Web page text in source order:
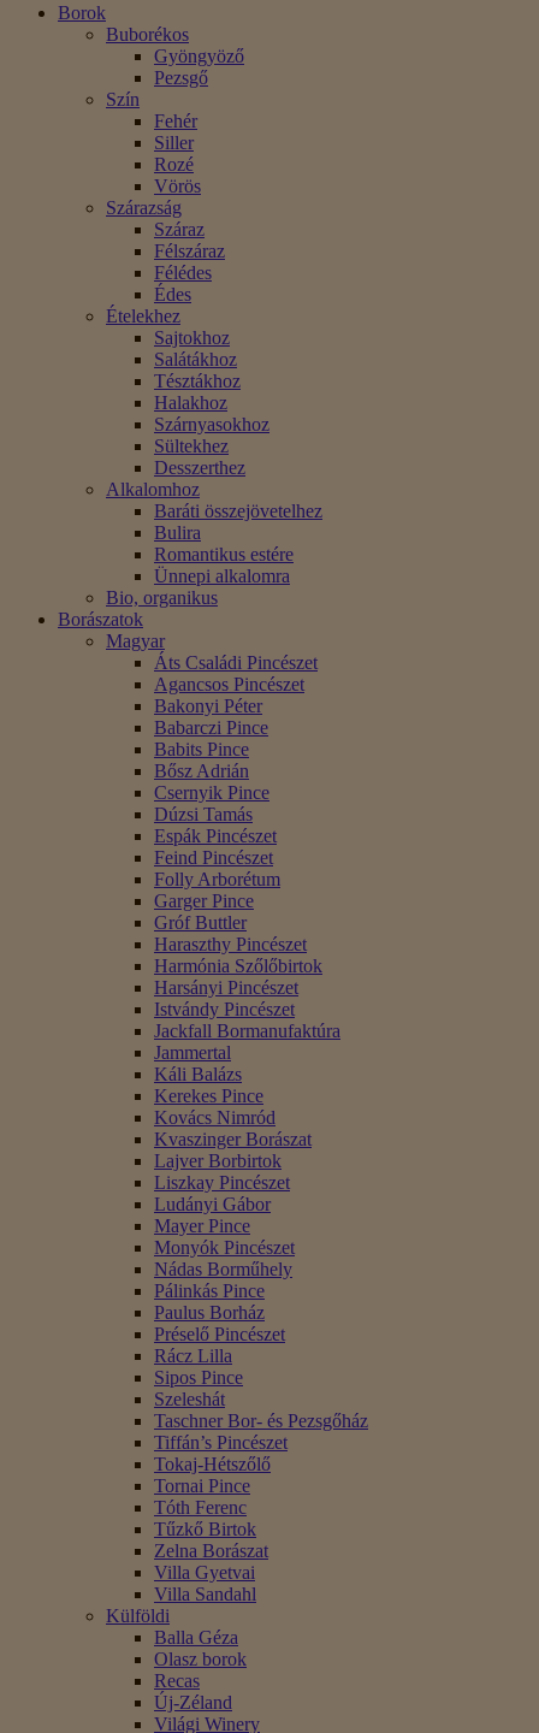
Borok
Buborékos
Gyöngyöző
Pezsgő
Szín
Fehér
Siller
Rozé
Vörös
Szárazság
Száraz
Félszáraz
Félédes
Édes
Ételekhez
Sajtokhoz
Salátákhoz
Tésztákhoz
Halakhoz
Szárnyasokhoz
Sültekhez
Desszerthez
Alkalomhoz
Baráti összejövetelhez
Bulira
Romantikus estére
Ünnepi alkalomra
Bio, organikus
Borászatok
Magyar
Áts Családi Pincészet
Agancsos Pincészet
Bakonyi Péter
Babarczi Pince
Babits Pince
Bősz Adrián
Csernyik Pince
Dúzsi Tamás
Espák Pincészet
Feind Pincészet
Folly Arborétum
Garger Pince
Gróf Buttler
Haraszthy Pincészet
Harmónia Szőlőbirtok
Harsányi Pincészet
Istvándy Pincészet
Jackfall Bormanufaktúra
Jammertal
Káli Balázs
Kerekes Pince
Kovács Nimród
Kvaszinger Borászat
Lajver Borbirtok
Liszkay Pincészet
Ludányi Gábor
Mayer Pince
Monyók Pincészet
Nádas Borműhely
Pálinkás Pince
Paulus Borház
Préselő Pincészet
Rácz Lilla
Sipos Pince
Szeleshát
Taschner Bor- és Pezsgőház
Tiffán’s Pincészet
Tokaj-Hétszőlő
Tornai Pince
Tóth Ferenc
Tűzkő Birtok
Zelna Borászat
Villa Gyetvai
Villa Sandahl
Külföldi
Balla Géza
Olasz borok
Recas
Új-Zéland
Világi Winery